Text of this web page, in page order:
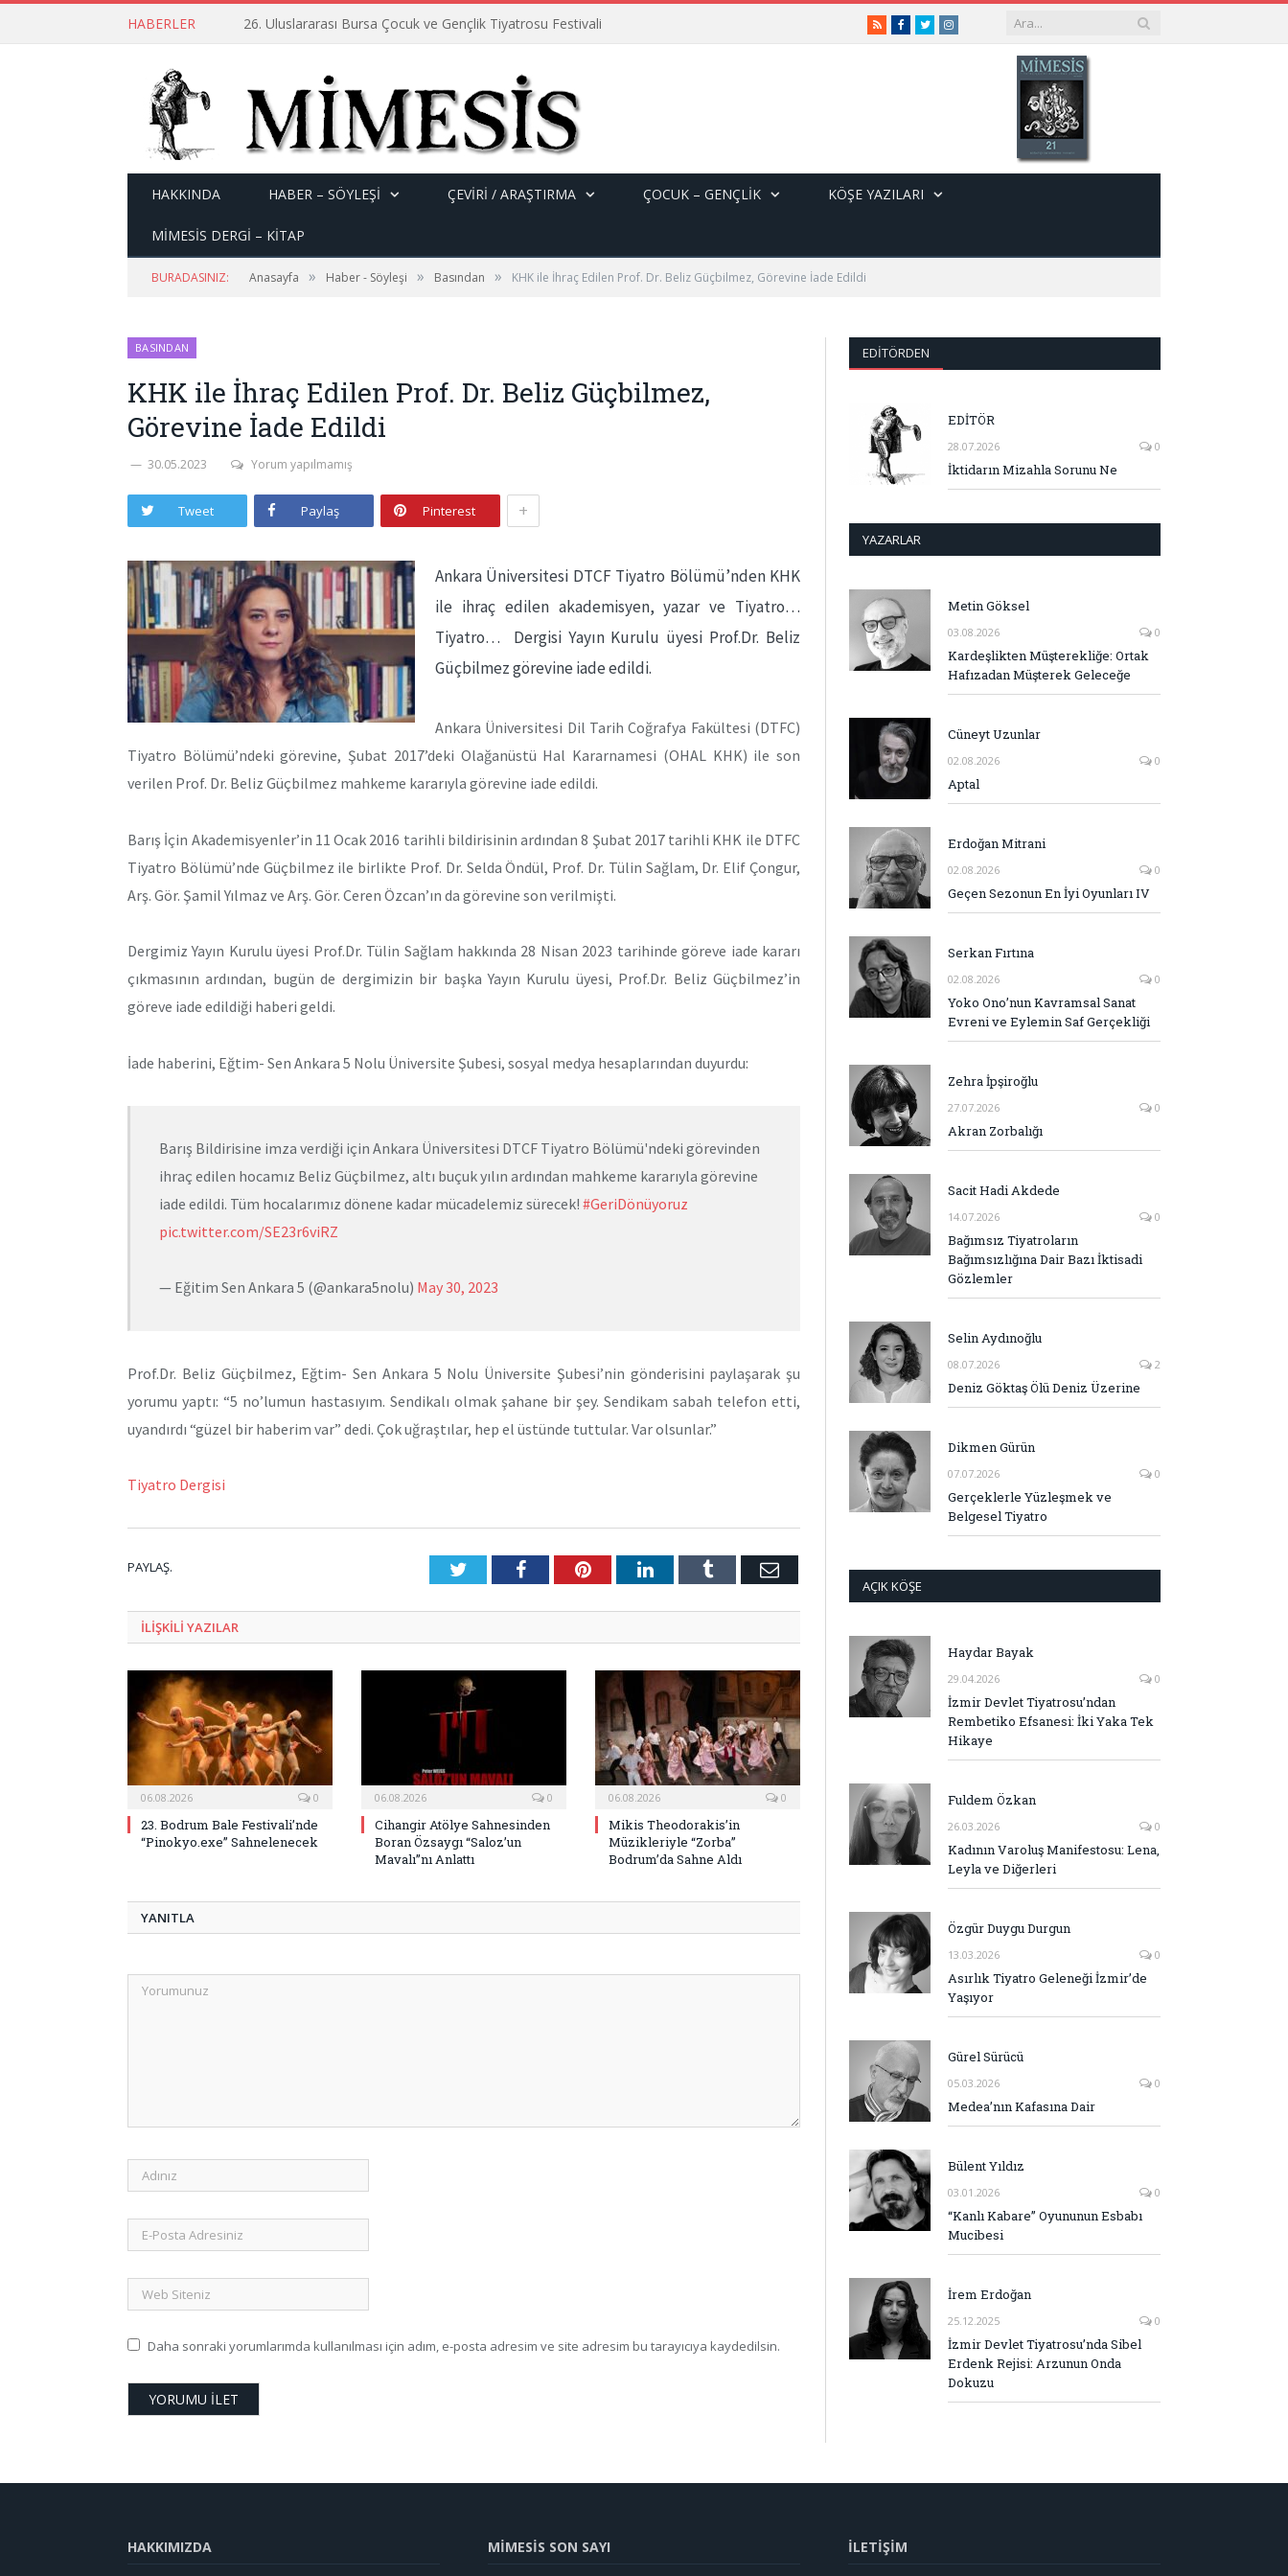
HABERLER 26. Uluslararası Bursa Çocuk ve Gençlik Tiyatrosu Festivali RSSFacebook
TwitterInstagram
HAKKINDA HABER – SÖYLEŞI ÇEVİRİ / ARAŞTIRMA ÇOCUK – GENÇLIK KÖŞE YAZILARI
MİMESİS DERGİ – KİTAP
BURADASINIZ: Anasayfa » Haber - Söyleşi » Basından » KHK ile İhraç Edilen Prof. Dr. Beliz Güçbilmez, Görevine İade Edildi
BASINDAN
KHK ile İhraç Edilen Prof. Dr. Beliz Güçbilmez,
Görevine İade Edildi
30.05.2023 Yorum yapılmamış
Tweet Paylaş Pinterest +
Ankara Üniversitesi DTCF Tiyatro Bölümü’nden KHK
ile ihraç edilen akademisyen, yazar ve Tiyatro…
Tiyatro… Dergisi Yayın Kurulu üyesi Prof.Dr. Beliz
Güçbilmez görevine iade edildi.
Ankara Üniversitesi Dil Tarih Coğrafya Fakültesi (DTFC)
Tiyatro Bölümü’ndeki görevine, Şubat 2017’deki Olağanüstü Hal Kararnamesi (OHAL KHK) ile son
verilen Prof. Dr. Beliz Güçbilmez mahkeme kararıyla görevine iade edildi.
Barış İçin Akademisyenler’in 11 Ocak 2016 tarihli bildirisinin ardından 8 Şubat 2017 tarihli KHK ile DTFC
Tiyatro Bölümü’nde Güçbilmez ile birlikte Prof. Dr. Selda Öndül, Prof. Dr. Tülin Sağlam, Dr. Elif Çongur,
Arş. Gör. Şamil Yılmaz ve Arş. Gör. Ceren Özcan’ın da görevine son verilmişti.
Dergimiz Yayın Kurulu üyesi Prof.Dr. Tülin Sağlam hakkında 28 Nisan 2023 tarihinde göreve iade kararı
çıkmasının ardından, bugün de dergimizin bir başka Yayın Kurulu üyesi, Prof.Dr. Beliz Güçbilmez’in
göreve iade edildiği haberi geldi.
İade haberini, Eğtim- Sen Ankara 5 Nolu Üniversite Şubesi, sosyal medya hesaplarından duyurdu:
Barış Bildirisine imza verdiği için Ankara Üniversitesi DTCF Tiyatro Bölümü'ndeki görevinden
ihraç edilen hocamız Beliz Güçbilmez, altı buçuk yılın ardından mahkeme kararıyla görevine
iade edildi. Tüm hocalarımız dönene kadar mücadelemiz sürecek! #GeriDönüyoruz
pic.twitter.com/SE23r6viRZ
— Eğitim Sen Ankara 5 (@ankara5nolu) May 30, 2023
Prof.Dr. Beliz Güçbilmez, Eğtim- Sen Ankara 5 Nolu Üniversite Şubesi’nin gönderisini paylaşarak şu
yorumu yaptı: “5 no’lumun hastasıyım. Sendikalı olmak şahane bir şey. Sendikam sabah telefon etti,
uyandırdı “güzel bir haberim var” dedi. Çok uğraştılar, hep el üstünde tuttular. Var olsunlar.”
Tiyatro Dergisi
PAYLAŞ. TwitterFacebookPinterestLinkedInTumblr E-
ILIŞKILI YAZILAR
06.08.2026 0
23. Bodrum Bale Festivali’nde
“Pinokyo.exe” Sahnelenecek
06.08.2026 0
Cihangir Atölye Sahnesinden
Boran Özsaygı “Saloz’un
Mavalı”nı Anlattı
06.08.2026 0
Mikis Theodorakis’in
Müzikleriyle “Zorba”
Bodrum’da Sahne Aldı
YANITLA
Daha sonraki yorumlarımda kullanılması için adım, e-posta adresim ve site adresim bu tarayıcıya kaydedilsin.
EDITÖRDEN
EDİTÖR
28.07.2026 0
İktidarın Mizahla Sorunu Ne
YAZARLAR
Metin Göksel
03.08.2026 0
Kardeşlikten Müşterekliğe: Ortak
Hafızadan Müşterek Geleceğe
Cüneyt Uzunlar
02.08.2026 0
Aptal
Erdoğan Mitrani
02.08.2026 0
Geçen Sezonun En İyi Oyunları IV
Serkan Fırtına
02.08.2026 0
Yoko Ono’nun Kavramsal Sanat
Evreni ve Eylemin Saf Gerçekliği
Zehra İpşiroğlu
27.07.2026 0
Akran Zorbalığı
Sacit Hadi Akdede
14.07.2026 0
Bağımsız Tiyatroların
Bağımsızlığına Dair Bazı İktisadi
Gözlemler
Selin Aydınoğlu
08.07.2026 2
Deniz Göktaş Ölü Deniz Üzerine
Dikmen Gürün
07.07.2026 0
Gerçeklerle Yüzleşmek ve
Belgesel Tiyatro
AÇIK KÖŞE
Haydar Bayak
29.04.2026 0
İzmir Devlet Tiyatrosu’ndan
Rembetiko Efsanesi: İki Yaka Tek
Hikaye
Fuldem Özkan
26.03.2026 0
Kadının Varoluş Manifestosu: Lena,
Leyla ve Diğerleri
Özgür Duygu Durgun
13.03.2026 0
Asırlık Tiyatro Geleneği İzmir’de
Yaşıyor
Gürel Sürücü
05.03.2026 0
Medea’nın Kafasına Dair
Bülent Yıldız
03.01.2026 0
“Kanlı Kabare” Oyununun Esbabı
Mucibesi
İrem Erdoğan
25.12.2025 0
İzmir Devlet Tiyatrosu’nda Sibel
Erdenk Rejisi: Arzunun Onda
Dokuzu
HAKKIMIZDA MİMESİS SON SAYI İLETİŞİM